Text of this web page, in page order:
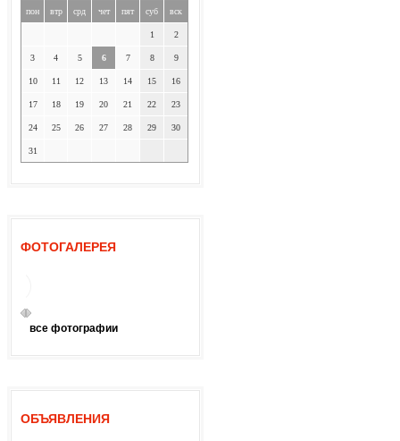
пон втр срд чет пят суб вск
1 2
3 4 5 6 7 8 9
10 11 12 13 14 15 16
17 18 19 20 21 22 23
24 25 26 27 28 29 30
31
ФОТОГАЛЕРЕЯ
все фотографии
ОБЪЯВЛЕНИЯ